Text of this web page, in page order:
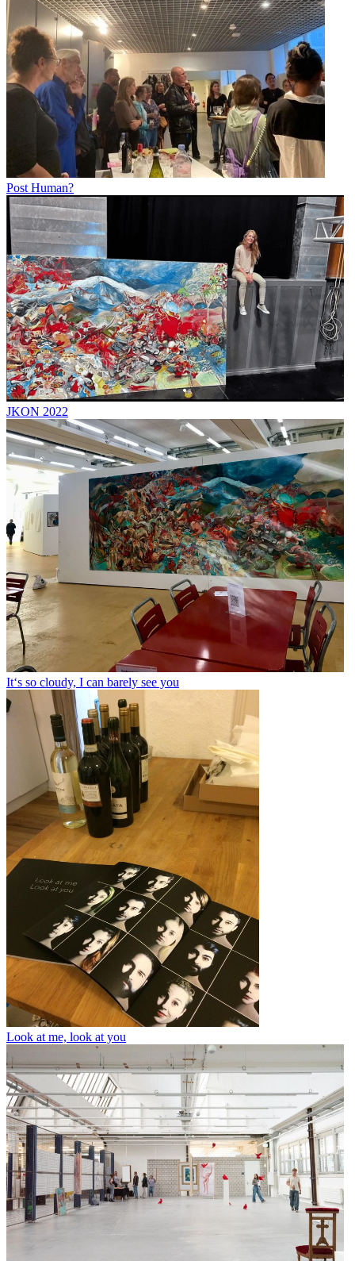
Post Human?
JKON 2022
It‘s so cloudy, I can barely see you
Look at me, look at you